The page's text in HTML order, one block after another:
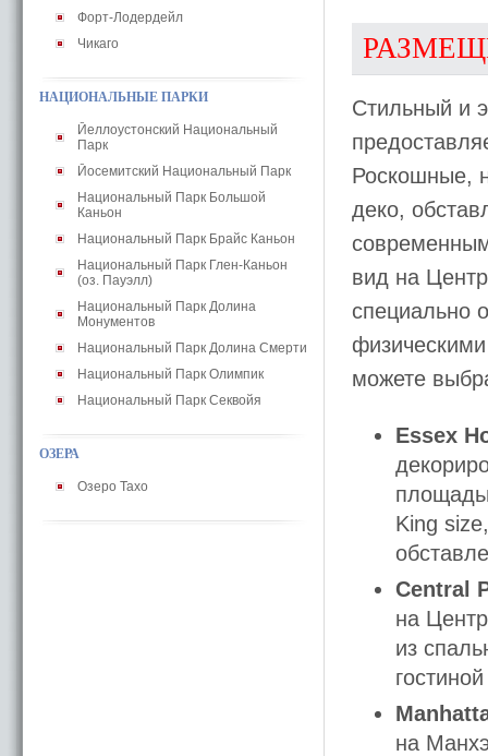
Форт-Лодердейл
Чикаго
НАЦИОНАЛЬНЫЕ ПАРКИ
Йеллоустонский Национальный
Парк
Йосемитский Национальный Парк
Национальный Парк Большой
Каньон
Национальный Парк Брайс Каньон
Национальный Парк Глен-Каньон
(оз. Пауэлл)
Национальный Парк Долина
Монументов
Национальный Парк Долина Смерти
Национальный Парк Олимпик
Национальный Парк Секвойя
ОЗЕРА
Озеро Тахо
Стильный и
Роскошные,
деко,
вид на
специально
можете
Essex
King
Central
на
из
на